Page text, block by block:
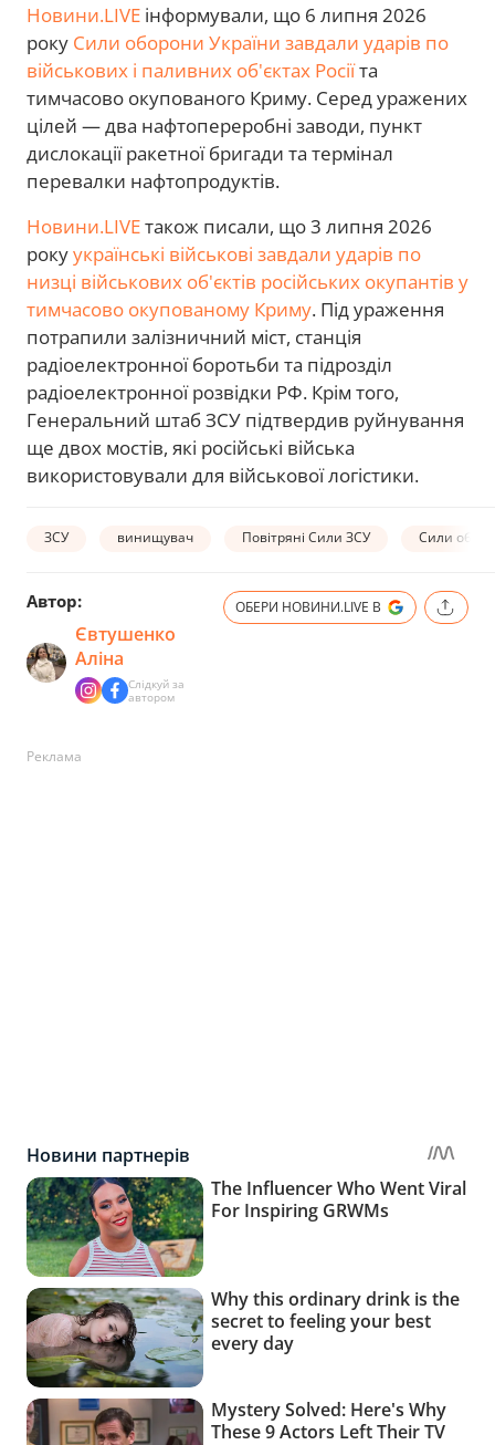
Новини.LIVE інформували, що 6 липня 2026
року Сили оборони України завдали ударів по
військових і паливних об'єктах Росіїта
тимчасово окупованого Криму. Серед уражених
цілей — два нафтопереробні заводи, пункт
дислокації ракетної бригади та термінал
перевалки нафтопродуктів.
Новини.LIVEтакож писали, що 3 липня 2026
рокуукраїнські військові завдали ударів по
низці військових об'єктів російських окупантів у
тимчасово окупованому Криму. Під ураження
потрапили залізничний міст, станція
радіоелектронної боротьби та підрозділ
радіоелектронної розвідки РФ. Крім того,
Генеральний штаб ЗСУ підтвердив руйнування
ще двох мостів, які російські війська
використовували для військової логістики.
ЗСУ винищувач Повітряні Сили ЗСУ Сили
Автор:
Євтушенко
Аліна
Слідкуй за
автором
ОБЕРИ НОВИНИ.LIVE В
Реклама